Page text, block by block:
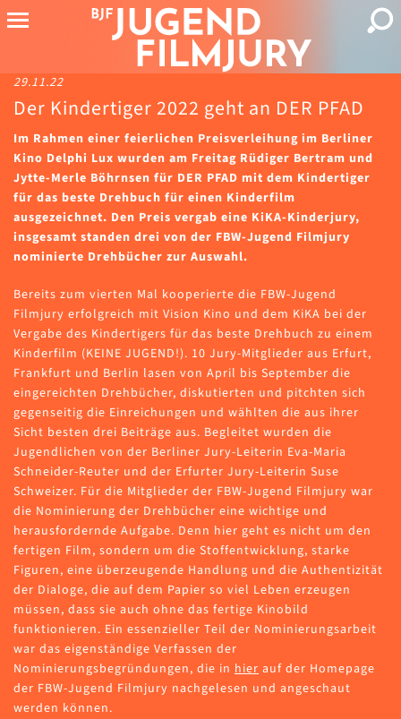
29.11.22
Der Kindertiger 2022 geht an DER PFAD
Im Rahmen einer feierlichen Preisverleihung im Berliner
Kino Delphi Lux wurden am Freitag Rüdiger Bertram und
Jytte-Merle Böhrnsen für DER PFAD mit dem Kindertiger
für das beste Drehbuch für einen Kinderfilm
ausgezeichnet. Den Preis vergab eine KiKA-Kinderjury,
insgesamt standen drei von der FBW-Jugend Filmjury
nominierte Drehbücher zur Auswahl.
Bereits zum vierten Mal kooperierte die FBW-Jugend
Filmjury erfolgreich mit Vision Kino und dem KiKA bei der
Vergabe des Kindertigers für das beste Drehbuch zu einem
Kinderfilm (KEINE JUGEND!). 10 Jury-Mitglieder aus Erfurt,
Frankfurt und Berlin lasen von April bis September die
eingereichten Drehbücher, diskutierten und pitchten sich
gegenseitig die Einreichungen und wählten die aus ihrer
Sicht besten drei Beiträge aus. Begleitet wurden die
Jugendlichen von der Berliner Jury-Leiterin Eva-Maria
Schneider-Reuter und der Erfurter Jury-Leiterin Suse
Schweizer. Für die Mitglieder der FBW-Jugend Filmjury war
die Nominierung der Drehbücher eine wichtige und
herausfordernde Aufgabe. Denn hier geht es nicht um den
fertigen Film, sondern um die Stoffentwicklung, starke
Figuren, eine überzeugende Handlung und die Authentizität
der Dialoge, die auf dem Papier so viel Leben erzeugen
müssen, dass sie auch ohne das fertige Kinobild
funktionieren. Ein essenzieller Teil der Nominierungsarbeit
war das eigenständige Verfassen der
Nominierungsbegründungen, die in hier auf der Homepage
der FBW-Jugend Filmjury nachgelesen und angeschaut
werden können.